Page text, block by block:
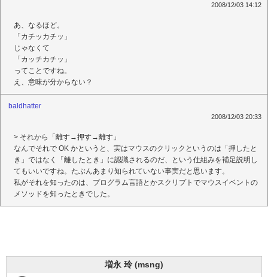
2008/12/03 14:12
あ、なるほど。
「カチッカチッ」
じゃなくて
「カッチカチッ」
ってことですね。
え、意味が分からない？
baldhatter
2008/12/03 20:33
> それから「離す→押す→離す」
なんでそれで OK かというと、実はマウスのクリックというのは「押したと
き」ではなく「離したとき」に認識されるのだ、という仕組みを補足説明し
てもいいですね。たぶんあまり知られていない事実だと思います。
私がそれを知ったのは、プログラム言語とかスクリプトでマウスイベントの
メソッドを知ったときでした。
増永 玲 (msng)